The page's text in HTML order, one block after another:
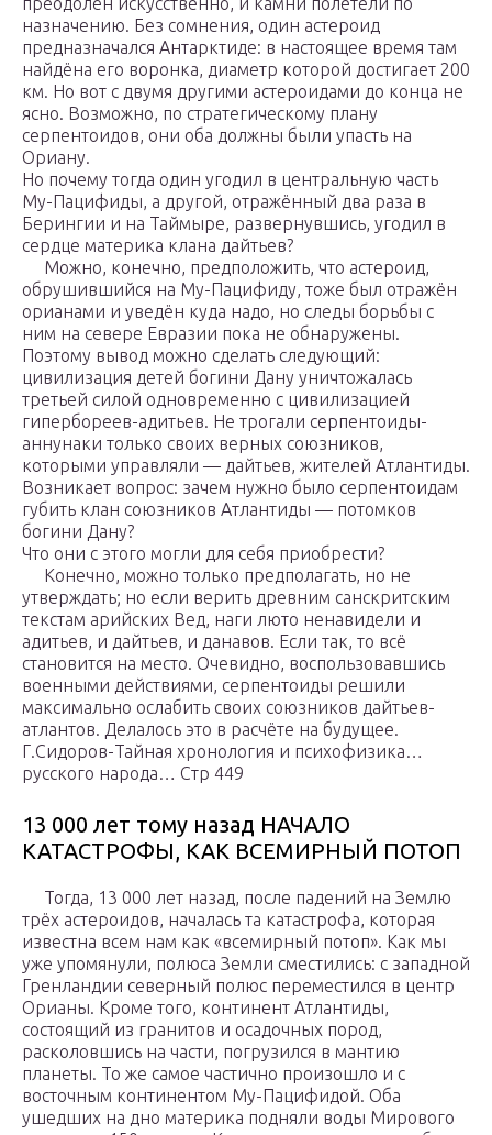
назначению. Без сомнения, один астероид
предназначался Антарктиде: в настоящее время там
найдёна его воронка, диаметр которой достигает 200
км. Но вот с двумя другими астероидами до конца не
ясно. Возможно, по стратегическому плану
серпентоидов, они оба должны были упасть на
Ориану.
Но почему тогда один угодил в центральную часть
Му-Пацифиды, а другой, отражённый два раза в
Берингии и на Таймыре, развернувшись, угодил в
сердце материка клана дайтьев?
Можно, конечно, предположить, что астероид,
обрушившийся на Му-Пацифиду, тоже был отражён
орианами и уведён куда надо, но следы борьбы с
ним на севере Евразии пока не обнаружены.
Поэтому вывод можно сделать следующий:
цивилизация детей богини Дану уничтожалась
третьей силой одновременно с цивилизацией
гипербореев-адитьев. Не трогали серпентоиды-
аннунаки только своих верных союзников,
которыми управляли — дайтьев, жителей Атлантиды.
Возникает вопрос: зачем нужно было серпентоидам
губить клан союзников Атлантиды — потомков
богини Дану?
Что они с этого могли для себя приобрести?
Конечно, можно только предполагать, но не
утверждать; но если верить древним санскритским
текстам арийских Вед, наги люто ненавидели и
адитьев, и дайтьев, и данавов. Если так, то всё
становится на место. Очевидно, воспользовавшись
военными действиями, серпентоиды решили
максимально ослабить своих союзников дайтьев-
атлантов. Делалось это в расчёте на будущее.
Г.Сидоров-Тайная хронология и психофизика…
русского народа… Стр 449
13 000 лет тому назад НАЧАЛО
КАТАСТРОФЫ, КАК ВСЕМИРНЫЙ ПОТОП
Тогда, 13 000 лет назад, после падений на Землю
трёх астероидов, началась та катастрофа, которая
известна всем нам как «всемирный потоп». Как мы
уже упомянули, полюса Земли сместились: с западной
Гренландии северный полюс переместился в центр
Орианы. Кроме того, континент Атлантиды,
состоящий из гранитов и осадочных пород,
расколовшись на части, погрузился в мантию
планеты. То же самое частично произошло и с
восточным континентом Му-Пацифидой. Оба
ушедших на дно материка подняли воды Мирового